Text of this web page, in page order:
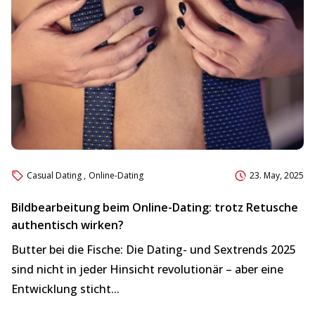
Casual Dating , Online-Dating 23. May, 2025
Bildbearbeitung beim Online-Dating: trotz Retusche
authentisch wirken?
Butter bei die Fische: Die Dating- und Sextrends 2025
sind nicht in jeder Hinsicht revolutionär – aber eine
Entwicklung sticht...